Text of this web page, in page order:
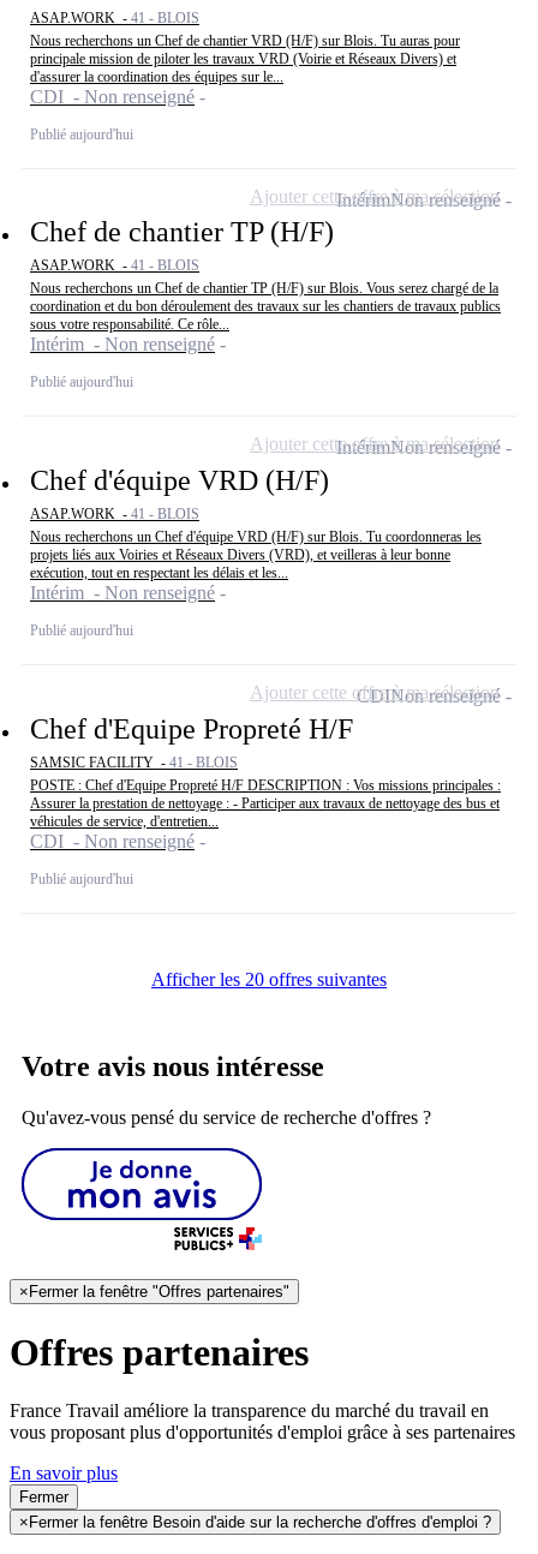
ASAP.WORK - 41 - BLOIS
Nous recherchons un Chef de chantier VRD (H/F) sur Blois. Tu auras pour
principale mission de piloter les travaux VRD (Voirie et Réseaux Divers) et
d'assurer la coordination des équipes sur le...
CDI - Non renseigné
Publié aujourd'hui
Chef de chantier TP (H/F)
ASAP.WORK - 41 - BLOIS
Nous recherchons un Chef de chantier TP (H/F) sur Blois. Vous serez chargé de la
coordination et du bon déroulement des travaux sur les chantiers de travaux publics
sous votre responsabilité. Ce rôle...
Intérim - Non renseigné
Publié aujourd'hui
IntérimNon renseigné
Ajouter cette offre à ma sélection
Chef d'équipe VRD (H/F)
ASAP.WORK - 41 - BLOIS
Nous recherchons un Chef d'équipe VRD (H/F) sur Blois. Tu coordonneras les
projets liés aux Voiries et Réseaux Divers (VRD), et veilleras à leur bonne
exécution, tout en respectant les délais et les...
Intérim - Non renseigné
Publié aujourd'hui
IntérimNon renseigné
Ajouter cette offre à ma sélection
Chef d'Equipe Propreté H/F
SAMSIC FACILITY - 41 - BLOIS
POSTE : Chef d'Equipe Propreté H/F DESCRIPTION : Vos missions principales :
Assurer la prestation de nettoyage : - Participer aux travaux de nettoyage des bus et
véhicules de service, d'entretien...
CDI - Non renseigné
Publié aujourd'hui
CDINon renseigné
Ajouter cette offre à ma sélection
Afficher les 20 offres suivantes
Votre avis nous intéresse
Qu'avez-vous pensé du service de recherche d'offres ?
× Fermer la fenêtre "Offres partenaires"
Offres partenaires
France Travail améliore la transparence du marché du travail en
vous proposant plus d'opportunités d'emploi grâce à ses partenaires
En savoir plus
Fermer
× Fermer la fenêtre Besoin d'aide sur la recherche d'offres d'emploi ?